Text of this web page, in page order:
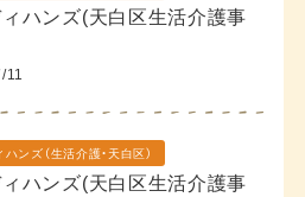
ハンズ(天白区生活介護事
11
ンズ（生活介護・天白区）
ハンズ(天白区生活介護事